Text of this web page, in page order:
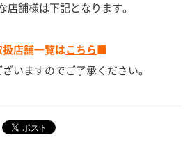
店舗様は下記となります。
扱店舗一覧はこちら
いますのでご了承ください。